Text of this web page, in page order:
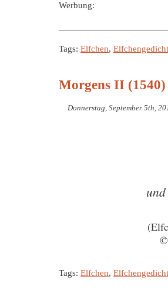
Werbung:
Tags: Elfchen, Elfchengedicht
Morgens II
Donnerstag, September 5th,
Tags: Elfchen, Elfchengedicht